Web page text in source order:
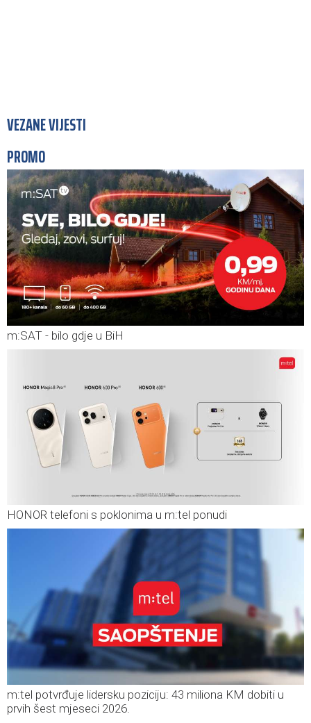
VEZANE VIJESTI
PROMO
m:SAT - bilo gdje u BiH
HONOR telefoni s poklonima u m:tel ponudi
m:tel potvrđuje lidersku poziciju: 43 miliona KM dobiti u
prvih šest mjeseci 2026.